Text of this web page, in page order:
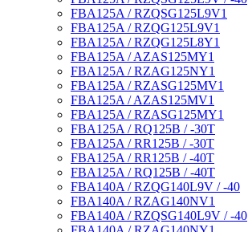
FBA125A / RZQSG125L9V1
FBA125A / RZQG125L9V1
FBA125A / RZQG125L8Y1
FBA125A / AZAS125MY1
FBA125A / RZAG125NY1
FBA125A / RZASG125MV1
FBA125A / AZAS125MV1
FBA125A / RZASG125MY1
FBA125A / RQ125B / -30T
FBA125A / RR125B / -30T
FBA125A / RR125B / -40T
FBA125A / RQ125B / -40T
FBA140A / RZQG140L9V / -40
FBA140A / RZAG140NV1
FBA140A / RZQSG140L9V / -40